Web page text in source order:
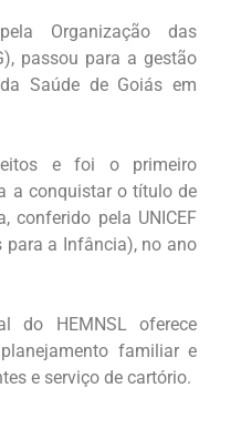
Organização das
passou para a gestão
Saúde de Goiás em
e foi o primeiro
a conquistar o título de
conferido pela UNICEF
para a Infância), no ano
do HEMNSL oferece
familiar e
e serviço de cartório.